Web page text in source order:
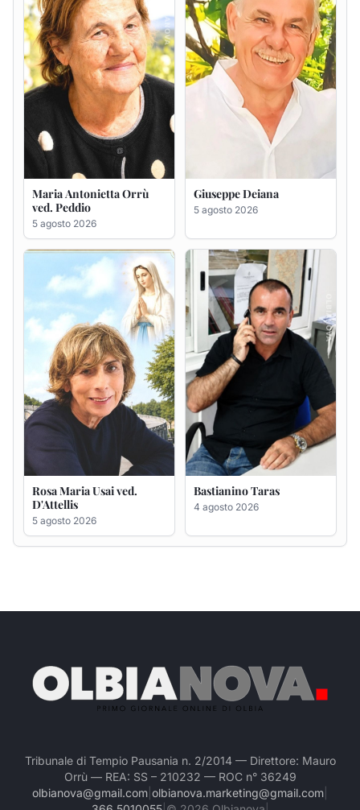
Rosa Maria Usai ved.
D'Attellis
5 agosto 2026
Bastianino Taras
4 agosto 2026
Tribunale di Tempio Pausania n. 2/2014 — Direttore: Mauro
Orrù — REA: SS – 210232 — ROC n° 36249
olbianova@gmail.com olbianova.marketing@gmail.com